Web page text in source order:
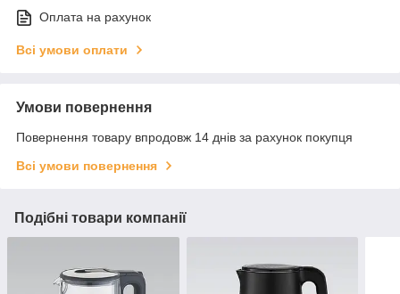
Оплата на рахунок
Всі умови оплати
Умови повернення
Повернення товару впродовж 14 днів за рахунок покупця
Всі умови повернення
Подібні товари компанії